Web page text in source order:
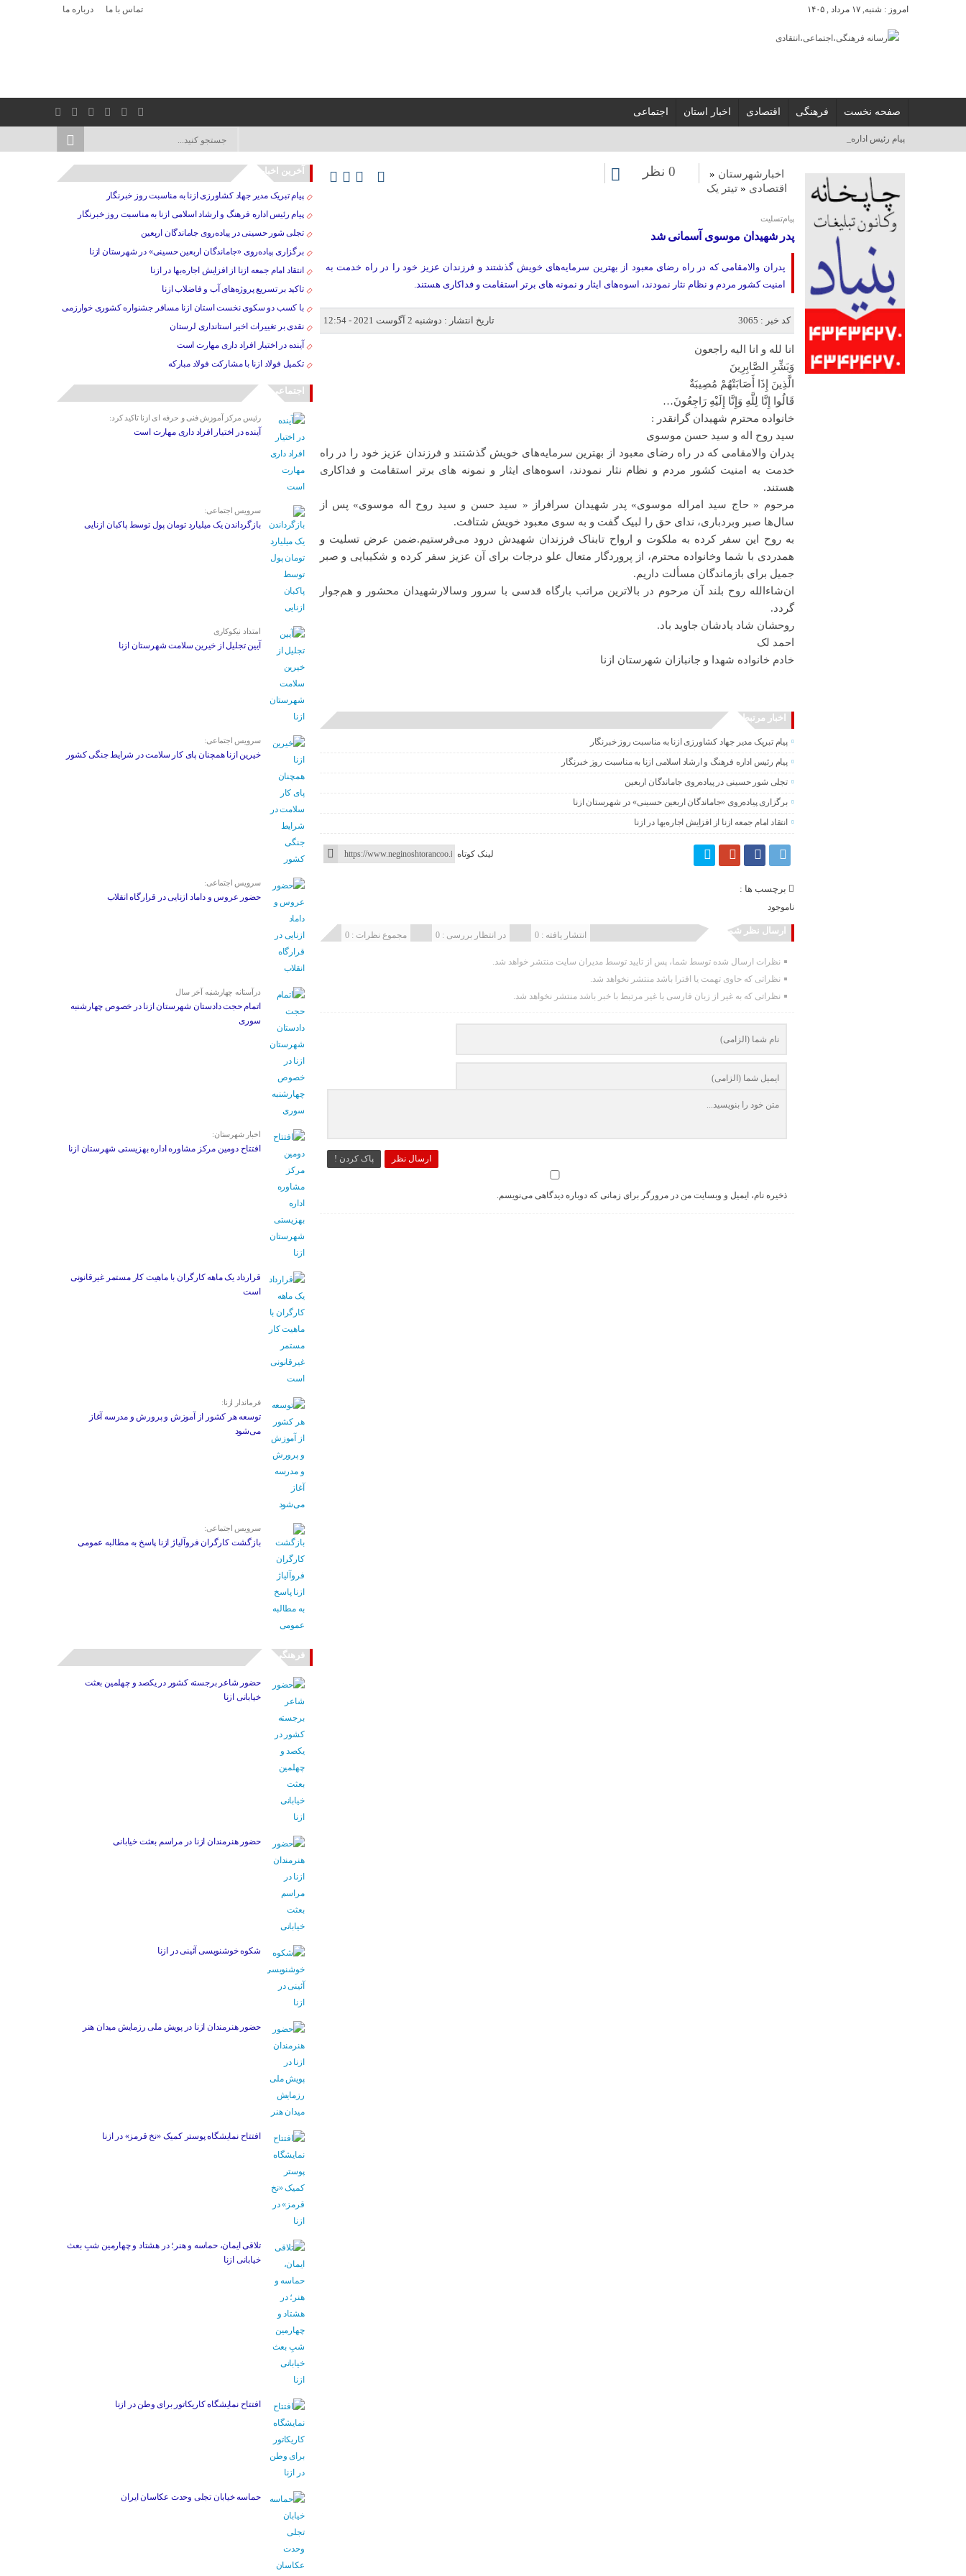
امروز : شنبه, ۱۷ مرداد , ۱۴۰۵ تماس با ما درباره ما
صفحه نخست فرهنگی اقتصادی اخبار استان اجتماعی
پیام رئیس اداره فرهنگ و ارشا_
اخبارشهرستان «
اقتصادی « تیتر یک
0 نظر
پیام‌تسلیت
پدر شهیدان موسوی آسمانی شد
پدران والامقامی که در راه رضای معبود از بهترین سرمایه‌های خویش گذشتند و فرزندان عزیز خود را در راه خدمت به
امنیت کشور مردم و نظام نثار نمودند، اسوه‌های ایثار و نمونه‌ های برتر استقامت و فداکاری هستند.
کد خبر : 3065 تاریخ انتشار : دوشنبه 2 آگوست 2021 - 12:54
انا لله و انا الیه راجعون
وَبَشِّرِ الصَّابِرِينَ
الَّذِينَ إِذَا أَصَابَتْهُمْ مُصِيبَةٌ
قَالُوا إِنَّا لِلَّهِ وَإِنَّا إِلَيْهِ رَاجِعُونَ…
خانواده محترم شهیدان گرانقدر :
سید روح اله و سید حسن موسوی
پدران والامقامی که در راه رضای معبود از بهترین سرمایه‌های خویش گذشتند و فرزندان عزیز خود را در راه
خدمت به امنیت کشور مردم و نظام نثار نمودند، اسوه‌های ایثار و نمونه‌ های برتر استقامت و فداکاری
هستند.
مرحوم « حاج سید امراله موسوی» پدر شهیدان سرافراز « سید حسن و سید روح اله موسوی» پس از
سال‌ها صبر وبردباری، ندای حق را لبیک گفت و به سوی معبود خویش شتافت.
به روح این سفر کرده به ملکوت و ارواح تابناک فرزندان شهیدش درود می‌فرستیم.ضمن عرض تسلیت و
همدردی با شما وخانواده محترم، از پروردگار متعال علو درجات برای آن عزیز سفر کرده و شکیبایی و صبر
جمیل برای بازماندگان مسألت داریم.
ان‌شاءالله روح بلند آن مرحوم در بالاترین مراتب بارگاه قدسی با سرور وسالارشهیدان محشور و هم‌جوار
گردد.
روحشان شاد یادشان جاوید باد.
احمد لک
خادم خانواده شهدا و جانبازان شهرستان ازنا
اخبار مرتبط
پیام تبریک مدیر جهاد کشاورزی ازنا به مناسبت روز خبرنگار
پیام رئیس اداره فرهنگ و ارشاد اسلامی ازنا به مناسبت روز خبرنگار
تجلی شور حسینی در پیاده‌روی جاماندگان اربعین
برگزاری پیاده‌روی «جاماندگان اربعین حسینی» در شهرستان ازنا
انتقاد امام جمعه ازنا از افزایش اجاره‌بها در ازنا
لینک کوتاه
برچسب ها :
ناموجود
ارسال نظر شما مجموع نظرات : 0 در انتظار بررسی : 0 انتشار یافته : 0
نظرات ارسال شده توسط شما، پس از تایید توسط مدیران سایت منتشر خواهد شد.
نظراتی که حاوی تهمت یا افترا باشد منتشر نخواهد شد.
نظراتی که به غیر از زبان فارسی یا غیر مرتبط با خبر باشد منتشر نخواهد شد.
ارسال نظر پاک کردن !
ذخیره نام، ایمیل و وبسایت من در مرورگر برای زمانی که دوباره دیدگاهی می‌نویسم.
آخرین اخبار
پیام تبریک مدیر جهاد کشاورزی ازنا به مناسبت روز خبرنگار
پیام رئیس اداره فرهنگ و ارشاد اسلامی ازنا به مناسبت روز خبرنگار
تجلی شور حسینی در پیاده‌روی جاماندگان اربعین
برگزاری پیاده‌روی «جاماندگان اربعین حسینی» در شهرستان ازنا
انتقاد امام جمعه ازنا از افزایش اجاره‌بها در ازنا
تاکید بر تسریع پروژه‌های آب و فاضلاب ازنا
با کسب دو سکوی نخست استان ازنا مسافر جشنواره کشوری خوارزمی
نقدی بر تغییرات اخیر استانداری لرستان
آینده در اختیار افراد داری مهارت است
تکمیل فولاد ازنا با مشارکت فولاد مبارکه
اجتماعی
رئیس مرکز آموزش فنی و حرفه ای ازنا تاکید کرد:
آینده در اختیار افراد داری مهارت است
سرویس اجتماعی:
بازگرداندن یک میلیارد تومان پول توسط پاکبان ازنایی
امتداد نیکوکاری
آیین تجلیل از خیرین سلامت شهرستان ازنا
سرویس اجتماعی:
خیرین ازنا همچنان پای کار سلامت در شرایط جنگی کشور
سرویس اجتماعی:
حضور عروس و داماد ازنایی در قرارگاه انقلاب
درآستانه چهارشنبه آخر سال
اتمام حجت دادستان شهرستان ازنا در خصوص چهارشنبه
‌سوری
اخبار شهرستان:
افتتاح دومین مرکز مشاوره اداره بهزیستی شهرستان ازنا
قرارداد یک ماهه کارگران با ماهیت کار مستمر غیرقانونی
است
فرماندار ازنا:
توسعه هر کشور از آموزش و پرورش و مدرسه آغاز
می‌شود
سرویس اجتماعی:
بازگشت کارگران فروآلیاژ ازنا پاسخ به مطالبه عمومی
فرهنگی
حضور شاعر برجسته کشور در یکصد و چهلمین بعثت
خیابانی ازنا
حضور هنرمندان ازنا در مراسم بعثت خیابانی
شکوه خوشنویسی آئینی در ازنا
حضور هنرمندان ازنا در پویش ملی رزمایش میدان هنر
افتتاح نمایشگاه پوستر کمیک «نخ قرمز» در ازنا
تلاقی ایمان، حماسه و هنر؛ در هشتاد و چهارمین شبِ بعث
خیابانی ازنا
افتتاح نمایشگاه کاریکاتور برای وطن در ازنا
حماسه خیابان تجلی وحدت عکاسان ایران